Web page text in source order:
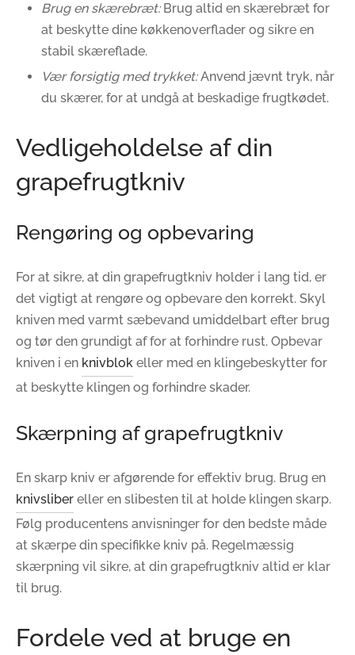
Brug en skærebræt:Brug altid en skærebræt for
at beskytte dine køkkenoverflader og sikre en
stabil skæreflade.
Vær forsigtig med trykket:Anvend jævnt tryk, når
du skærer, for at undgå at beskadige frugtkødet.
Vedligeholdelse af din
grapefrugtkniv
Rengøring og opbevaring
For at sikre, at din grapefrugtkniv holder i lang tid, er
det vigtigt at rengøre og opbevare den korrekt. Skyl
kniven med varmt sæbevand umiddelbart efter brug
og tør den grundigt af for at forhindre rust. Opbevar
kniven i en knivblok eller med en klingebeskytter for
at beskytte klingen og forhindre skader.
Skærpning af grapefrugtkniv
En skarp kniv er afgørende for effektiv brug. Brug en
knivsliber eller en slibesten til at holde klingen skarp.
Følg producentens anvisninger for den bedste måde
at skærpe din specifikke kniv på. Regelmæssig
skærpning vil sikre, at din grapefrugtkniv altid er klar
til brug.
Fordele ved at bruge en